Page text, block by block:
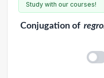
Study with our courses!
Conjugationof